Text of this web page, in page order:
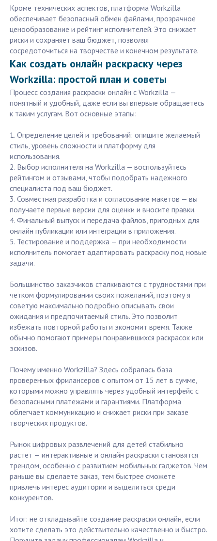
Кроме технических аспектов, платформа Workzilla
обеспечивает безопасный обмен файлами, прозрачное
ценообразование и рейтинг исполнителей. Это снижает
риски и сохраняет ваш бюджет, позволяя
сосредоточиться на творчестве и конечном результате.
Как создать онлайн раскраску через
Workzilla: простой план и советы
Процесс создания раскраски онлайн с Workzilla —
понятный и удобный, даже если вы впервые обращаетесь
к таким услугам. Вот основные этапы:
1. Определение целей и требований: опишите желаемый
стиль, уровень сложности и платформу для
использования.
2. Выбор исполнителя на Workzilla — воспользуйтесь
рейтингом и отзывами, чтобы подобрать надежного
специалиста под ваш бюджет.
3. Совместная разработка и согласование макетов — вы
получаете первые версии для оценки и вносите правки.
4. Финальный выпуск и передача файлов, пригодных для
онлайн публикации или интеграции в приложения.
5. Тестирование и поддержка — при необходимости
исполнитель помогает адаптировать раскраску под новые
задачи.
Большинство заказчиков сталкиваются с трудностями при
четком формулировании своих пожеланий, поэтому я
советую максимально подробно описывать свои
ожидания и предпочитаемый стиль. Это позволит
избежать повторной работы и экономит время. Также
обычно помогают примеры понравившихся раскрасок или
эскизов.
Почему именно Workzilla? Здесь собралась база
проверенных фрилансеров с опытом от 15 лет в сумме,
которыми можно управлять через удобный интерфейс с
безопасными платежами и гарантиями. Платформа
облегчает коммуникацию и снижает риски при заказе
творческих продуктов.
Рынок цифровых развлечений для детей стабильно
растет — интерактивные и онлайн раскраски становятся
трендом, особенно с развитием мобильных гаджетов. Чем
раньше вы сделаете заказ, тем быстрее сможете
привлечь интерес аудитории и выделиться среди
конкурентов.
Итог: не откладывайте создание раскраски онлайн, если
хотите сделать это действительно качественно и быстро.